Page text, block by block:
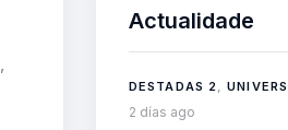
Actualidade
DESTADAS 2 ,
2 días ago